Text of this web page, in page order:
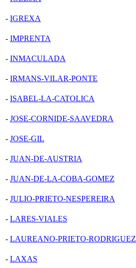
- IGREXA
- IMPRENTA
- INMACULADA
- IRMANS-VILAR-PONTE
- ISABEL-LA-CATOLICA
- JOSE-CORNIDE-SAAVEDRA
- JOSE-GIL
- JUAN-DE-AUSTRIA
- JUAN-DE-LA-COBA-GOMEZ
- JULIO-PRIETO-NESPEREIRA
- LARES-VIALES
- LAUREANO-PRIETO-RODRIGUEZ
- LAXAS